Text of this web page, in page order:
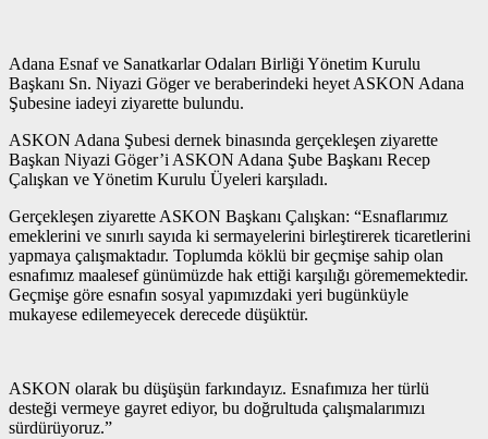
Adana Esnaf ve Sanatkarlar Odaları Birliği Yönetim Kurulu
Başkanı Sn. Niyazi Göger ve beraberindeki heyet ASKON Adana
Şubesine iadeyi ziyarette bulundu.
ASKON Adana Şubesi dernek binasında gerçekleşen ziyarette
Başkan Niyazi Göger’i ASKON Adana Şube Başkanı Recep
Çalışkan ve Yönetim Kurulu Üyeleri karşıladı.
Gerçekleşen ziyarette ASKON Başkanı Çalışkan: “Esnaflarımız
emeklerini ve sınırlı sayıda ki sermayelerini birleştirerek ticaretlerini
yapmaya çalışmaktadır. Toplumda köklü bir geçmişe sahip olan
esnafımız maalesef günümüzde hak ettiği karşılığı görememektedir.
Geçmişe göre esnafın sosyal yapımızdaki yeri bugünküyle
mukayese edilemeyecek derecede düşüktür.
ASKON olarak bu düşüşün farkındayız. Esnafımıza her türlü
desteği vermeye gayret ediyor, bu doğrultuda çalışmalarımızı
sürdürüyoruz.”